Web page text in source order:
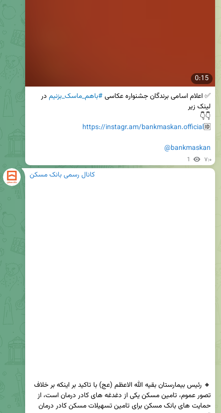
0:15
✅ اعلام اسامی برندگان جشنواره عکاسی #باهم_ماسک_بزنیم
🆔
https://instagr.am/bankmaskan.official
@bankmaskan
1 ۷:۰
کانال رسمی بانک مسکن